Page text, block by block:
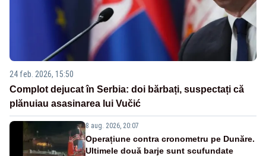
24 feb. 2026, 15:50
Complot dejucat în Serbia: doi bărbați, suspectați că
plănuiau asasinarea lui Vučić
8 aug. 2026, 20:07
Operațiune contra cronometru pe Dunăre.
Ultimele două barje sunt scufundate